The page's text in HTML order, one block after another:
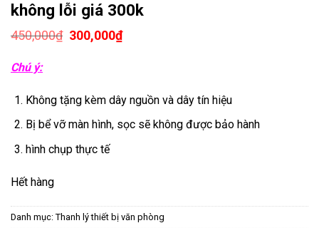
không lỗi giá 300k
450,000₫ Giá
300,000₫Giá
hiện
Chú ý:
Không tặng kèm dây nguồn và dây tín hiệu
Bị bể vỡ màn hình, sọc sẽ không được bảo hành
hình chụp thực tế
Hết hàng
Danh mục: Thanh lý thiết bị văn phòng